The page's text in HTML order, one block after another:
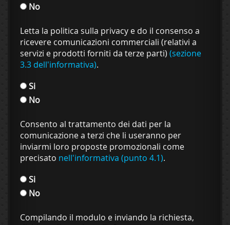
No
Letta la politica sulla privacy e do il consenso a
ricevere comunicazioni commerciali (relativi a
servizi e prodotti forniti da terze parti) (sezione
3.3 dell'informativa).
Si
No
Consento al trattamento dei dati per la
comunicazione a terzi che li useranno per
inviarmi loro proposte promozionali come
precisato nell'informativa (punto 4.1).
Si
No
Compilando il modulo e inviando la richiesta,